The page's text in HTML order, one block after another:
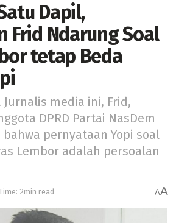
Dapil,
Frid Ndarung Soal
tetap Beda
Jurnalis media ini, Frid,
DPRD Partai NasDem
pernyataan Yopi soal
Lembor adalah persoalan
2min read AA